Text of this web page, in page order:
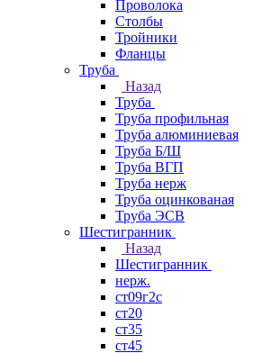
Проволока
Столбы
Тройники
Фланцы
Труба
Назад
Труба
Труба профильная
Труба алюминиевая
Труба Б/Ш
Труба ВГП
Труба нерж
Труба оцинкованая
Труба ЭСВ
Шестигранник
Назад
Шестигранник
нерж.
ст09г2с
ст20
ст35
ст45